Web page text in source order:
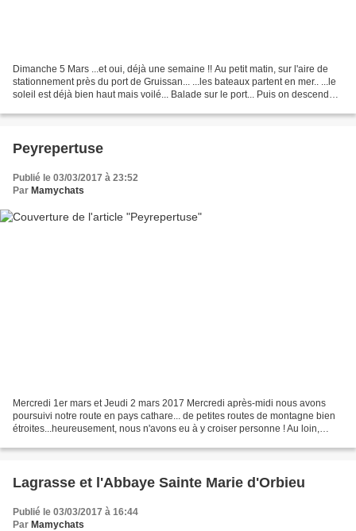
Dimanche 5 Mars ...et oui, déjà une semaine !! Au petit matin, sur l'aire de
stationnement près du port de Gruissan... ...les bateaux partent en mer.. ...le
soleil est déjà bien haut mais voilé... Balade sur le port... Puis on descend
Peyrepertuse
Publié le 03/03/2017 à 23:52
Par Mamychats
Mercredi 1er mars et Jeudi 2 mars 2017 Mercredi après-midi nous avons
poursuivi notre route en pays cathare... de petites routes de montagne bien
étroites...heureusement, nous n'avons eu à y croiser personne ! Au loin,
Lagrasse et l'Abbaye Sainte Marie d'Orbieu
Publié le 03/03/2017 à 16:44
Par Mamychats